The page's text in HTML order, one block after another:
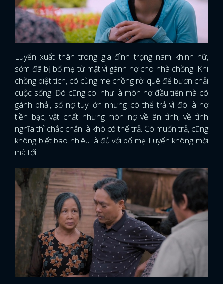
Luyến xuất thân trong gia đình trọng nam khinh nữ,
sớm đã bị bố mẹ từ mặt vì gánh nợ cho nhà chồng. Khi
chồng biệt tích, cô cùng mẹ chồng rời quê để bươn chải
cuộc sống. Đó cũng coi như là món nợ đầu tiên mà cô
gánh phải, số nợ tuy lớn nhưng có thể trả vì đó là nợ
tiền bạc, vật chất nhưng món nợ về ân tình, về tình
nghĩa thì chắc chắn là khó có thể trả. Có muốn trả, cũng
không biết bao nhiêu là đủ với bố mẹ Luyến không mời
mà tới.